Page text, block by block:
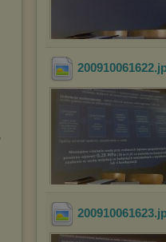
200910061622
200910061623